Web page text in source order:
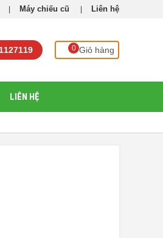
Máy chiếu cũ Liên hệ
0 Giỏ hàng
LIÊN HỆ